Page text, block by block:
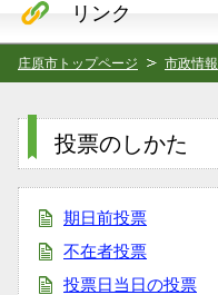
リンク
庄原市トップページ 市政情報
投票のしかた
期日前投票
不在者投票
投票日当日の投票